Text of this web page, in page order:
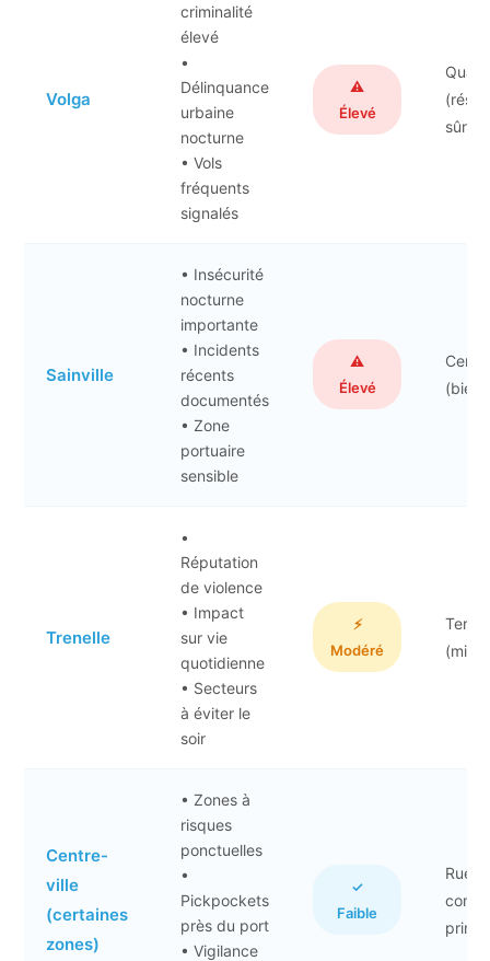
Volga
criminalité
élevé
•
Délinquance
urbaine
nocturne
• Vols
fréquents
signalés
⚠️
Élevé
sûr)
Sainville
• Insécurité
nocturne
importante
• Incidents
récents
documentés
• Zone
portuaire
sensible
⚠️
Élevé
(bien
Trenelle
•
Réputation
de violence
• Impact
sur vie
quotidienne
• Secteurs
à éviter le
soir
⚡
Modéré
Centre-
ville
(certaines
zones)
• Zones à
risques
ponctuelles
•
Pickpockets
près du port
• Vigilance
✓
Faible
Rues